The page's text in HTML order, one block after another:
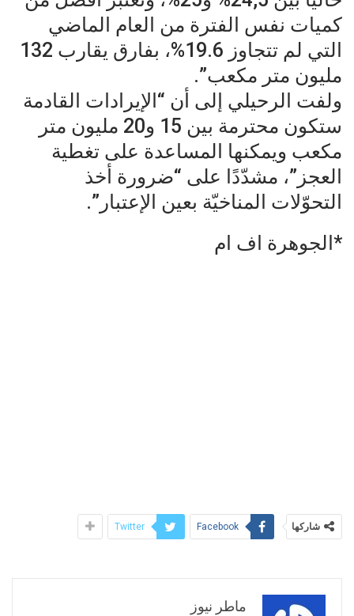
كميات نفس الفترة من العام الماضي
التي لم تتجاوز 19.6%، بفارق يقارب 132
مليون متر مكعب”.
ولفت الرحيلي إلى أن “الإيرادات القادمة
ستكون محترمة بين 15 و20 مليون متر
مكعب ويمكنها المساعدة على تغطية
العجز”، مشدّدًا على “ضرورة أخذ
التحوّلات المناخيّة بعين الإعتبار”.
*الجوهرة اف ام
شاركها Facebook
Twitter
ماطر نيوز